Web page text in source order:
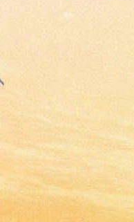
На BBC
про Pussy